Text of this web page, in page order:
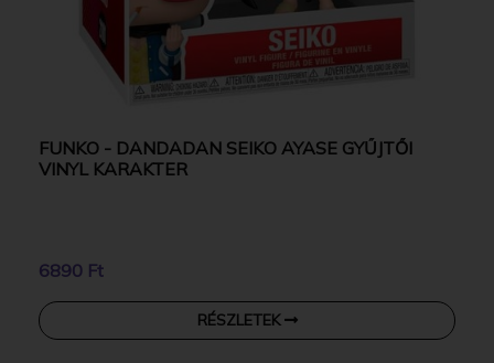
FUNKO - DANDADAN SEIKO AYASE GYŰJTŐI
VINYL KARAKTER
6890 Ft
RÉSZLETEK